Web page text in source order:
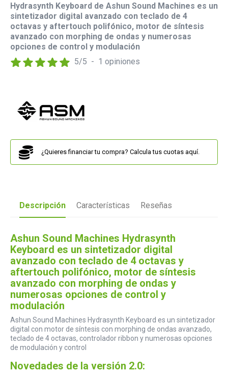
Hydrasynth Keyboard de Ashun Sound Machines es un
sintetizador digital avanzado con teclado de 4
octavas y aftertouch polifónico, motor de síntesis
avanzado con morphing de ondas y numerosas
opciones de control y modulación
5/5 - 1 opiniones
¿Quieres financiar tu compra? Calcula tus cuotas aquí.
Descripción Características Reseñas
Ashun Sound Machines Hydrasynth
Keyboard es un sintetizador digital
avanzado con teclado de 4 octavas y
aftertouch polifónico, motor de síntesis
avanzado con morphing de ondas y
numerosas opciones de control y
modulación
Ashun Sound Machines Hydrasynth Keyboard es un sintetizador
digital con motor de síntesis con morphing de ondas avanzado,
teclado de 4 octavas, controlador ribbon y numerosas opciones
de modulación y control
Novedades de la versión 2.0: